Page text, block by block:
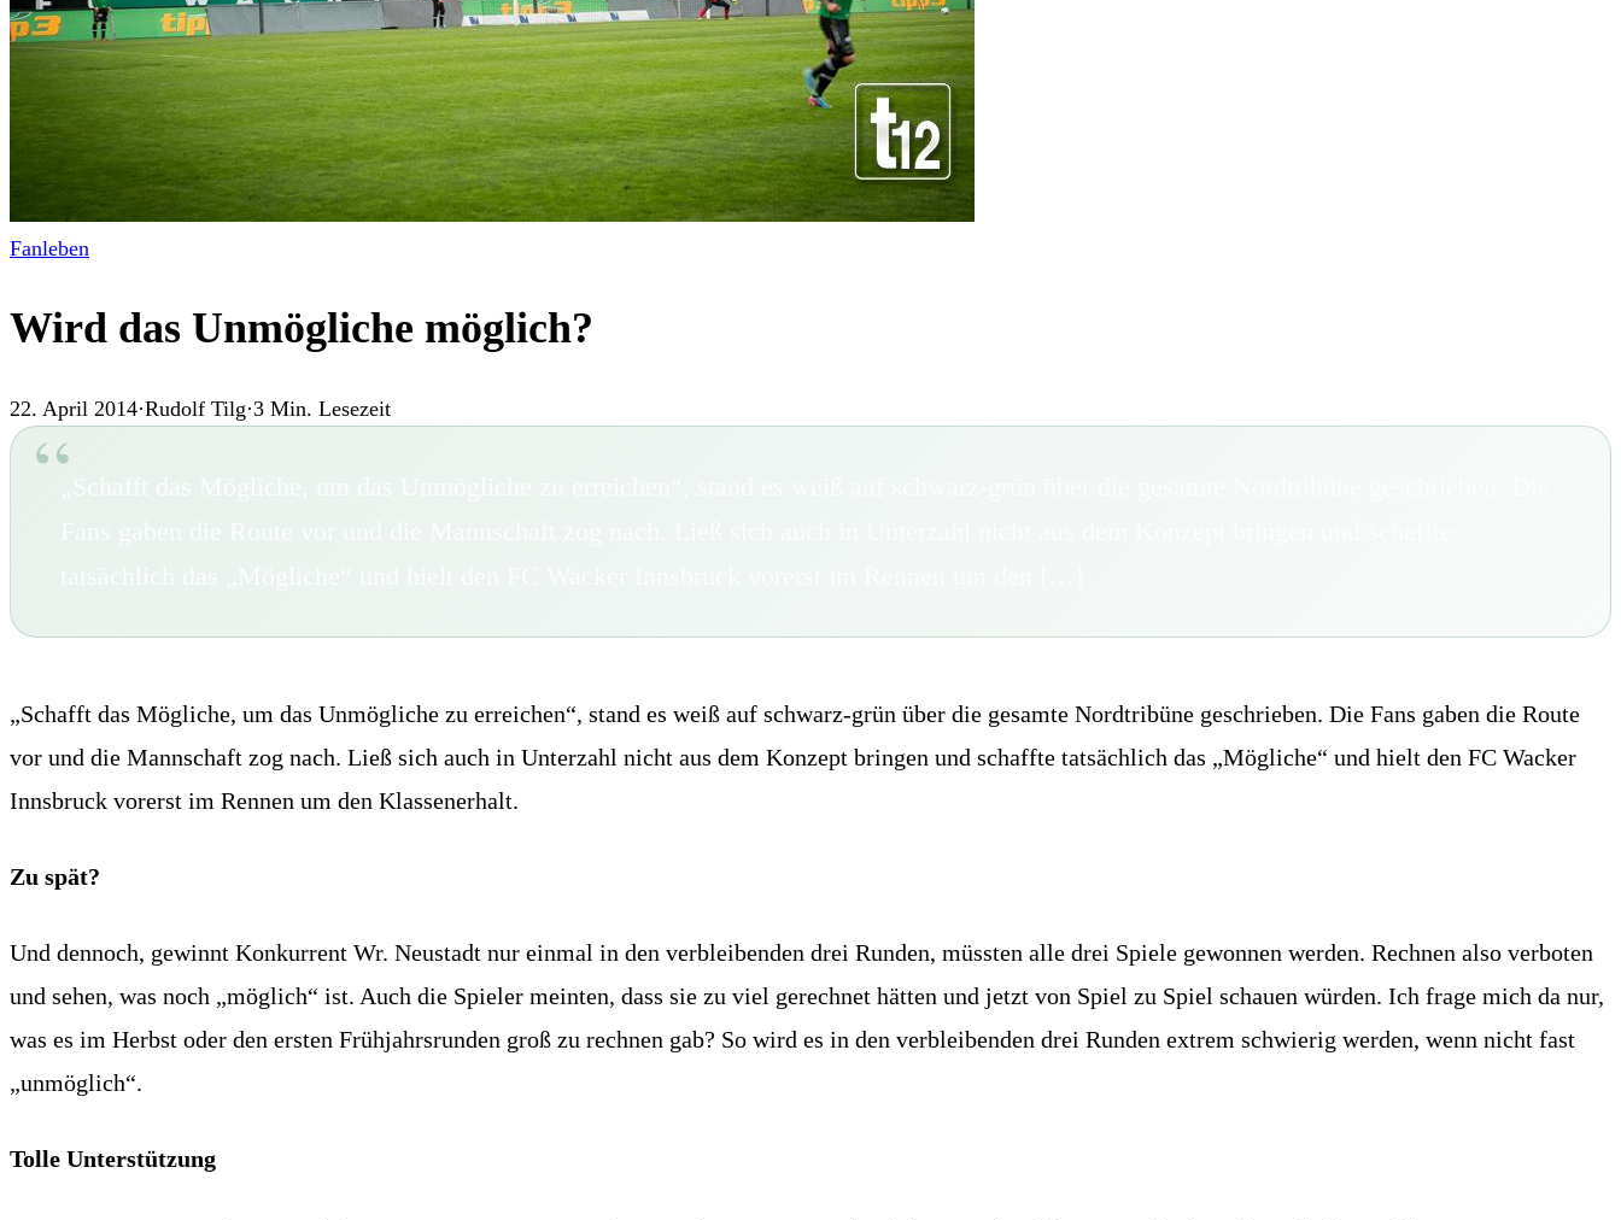
Fanleben
Wird das Unmögliche möglich?
22. April 2014·Rudolf Tilg·3 Min. Lesezeit
„Schafft das Mögliche, um das Unmögliche zu erreichen“, stand es weiß auf schwarz-grün über die gesamte Nordtribüne geschrieben. Die Fans gaben die Route
vor und die Mannschaft zog nach. Ließ sich auch in Unterzahl nicht aus dem Konzept bringen und schaffte tatsächlich das „Mögliche“ und hielt den FC Wacker
Innsbruck vorerst im Rennen um den Klassenerhalt.
Zu spät?
Und dennoch, gewinnt Konkurrent Wr. Neustadt nur einmal in den verbleibenden drei Runden, müssten alle drei Spiele gewonnen werden. Rechnen also verboten
und sehen, was noch „möglich“ ist. Auch die Spieler meinten, dass sie zu viel gerechnet hätten und jetzt von Spiel zu Spiel schauen würden. Ich frage mich da nur,
was es im Herbst oder den ersten Frühjahrsrunden groß zu rechnen gab? So wird es in den verbleibenden drei Runden extrem schwierig werden, wenn nicht fast
„unmöglich“.
Tolle Unterstützung